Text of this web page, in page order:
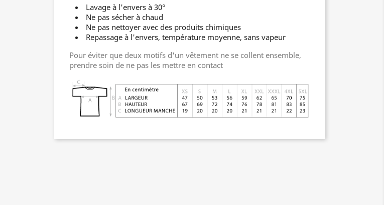
Lavage à l'envers à 30°
Ne pas sécher à chaud
Ne pas nettoyer avec des produits chimiques
Repassage à l'envers, température moyenne, sans vapeur
Pour éviter que deux motifs d'un vêtement ne se collent ensemble,
prendre soin de ne pas les mettre en contact